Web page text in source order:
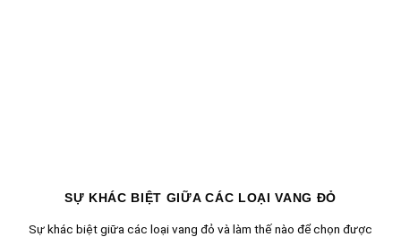
SỰ KHÁC BIỆT GIỮA CÁC LOẠI VANG ĐỎ
Sự khác biệt giữa các loại vang đỏ và làm thế nào để chọn được